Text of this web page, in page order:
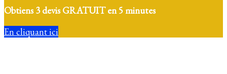
Obtiens 3 devis GRATUIT en 5 minutes
En cliquant ici